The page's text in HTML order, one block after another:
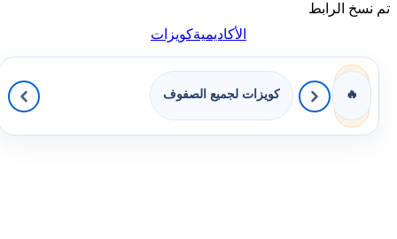
تم نسخ الرابط
الأكاديميةكويزات
🔥 كويزات لجميع الصفوف